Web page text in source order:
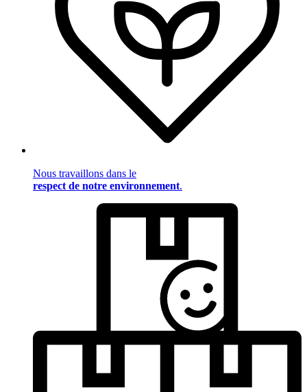
Nous travaillons dans le
respect de notre environnement.